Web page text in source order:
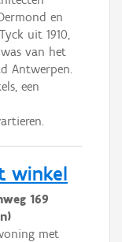
en
uit 1910,
van het
Antwerpen.
een
winkel
169
met